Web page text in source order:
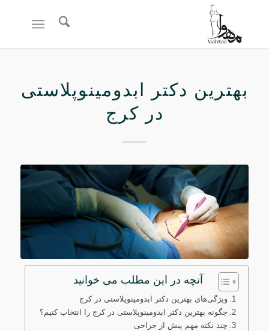
بهترین دکتر ابدومینوپلاستی
در کرج
آنچه در این مطلب می خوانید
ویژگی‌های بهترین دکتر ابدومینوپلاستی در کرج
چگونه بهترین دکتر ابدومینوپلاستی در کرج را انتخاب کنیم؟
چند نکته مهم پیش از جراحی